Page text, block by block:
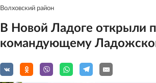
Волховский район
В Новой Ладоге открыли
командующему